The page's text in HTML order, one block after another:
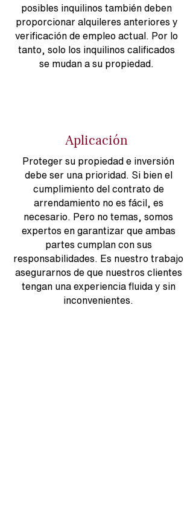
posibles inquilinos también deben
proporcionar alquileres anteriores y
verificación de empleo actual. Por lo
tanto, solo los inquilinos calificados
se mudan a su propiedad.
Aplicación
Proteger su propiedad e inversión
debe ser una prioridad. Si bien el
cumplimiento del contrato de
arrendamiento no es fácil, es
necesario. Pero no temas, somos
expertos en garantizar que ambas
partes cumplan con sus
responsabilidades. Es nuestro trabajo
asegurarnos de que nuestros clientes
tengan una experiencia fluida y sin
inconvenientes.